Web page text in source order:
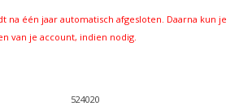
na één jaar automatisch afgesloten. Daarna kun je
van je account, indien nodig.
524020